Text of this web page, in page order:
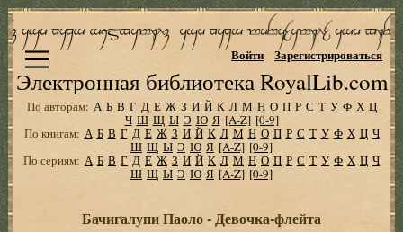
Электронная библиотека RoyalLib.com
Войти Зарегистрироваться
По авторам: А Б В Г Д Е Ж З И Й К Л М Н О П Р С Т У Ф Х Ц
Ч Ш Щ Ы Э Ю Я [A-Z] [0-9]
По книгам: А Б В Г Д Е Ж З И Й К Л М Н О П Р С Т У Ф Х Ц Ч
Ш Щ Ы Э Ю Я [A-Z] [0-9]
По сериям: А Б В Г Д Е Ж З И Й К Л М Н О П Р С Т У Ф Х Ц Ч
Ш Щ Ы Э Ю Я [A-Z] [0-9]
Бачигалупи Паоло - Девочка-флейта